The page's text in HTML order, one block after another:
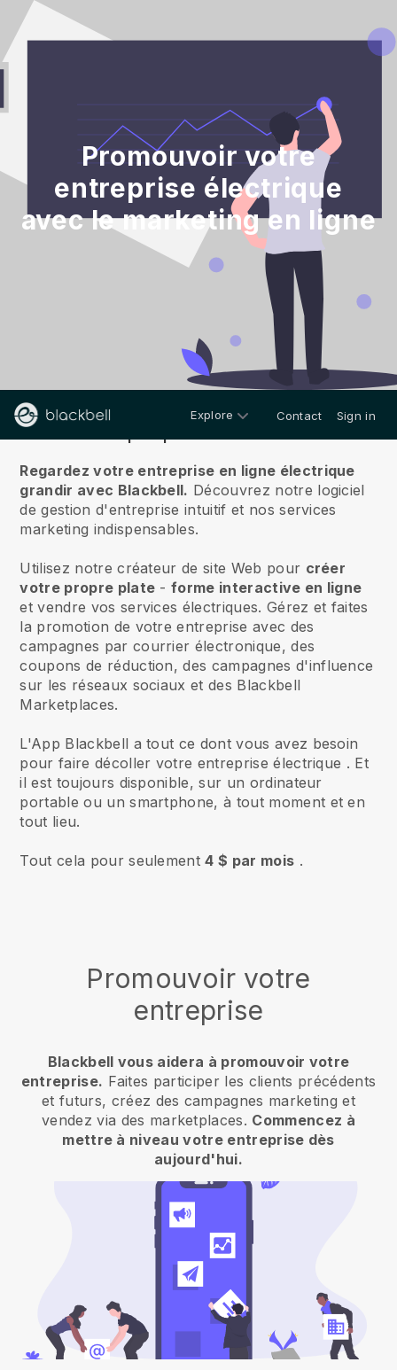
Promouvoir votre
entreprise électrique
avec le marketing en ligne
Explore Contact Sign in
Regardez votre entreprise en ligne électrique
grandir avec Blackbell. Découvrez notre logiciel
de gestion d'entreprise intuitif et nos services
marketing indispensables.
Utilisez notre créateur de site Web pour créer
votre propre plate -forme interactive en ligne
etvendre vos services électriques. Gérez et faites
la promotion de votre entreprise avec des
campagnes par courrier électronique, des
coupons de réduction, des campagnes d'influence
sur les réseaux sociaux et des Blackbell
Marketplaces.
L'App Blackbell a tout ce dont vous avez besoin
pour faire décoller votre entreprise électrique . Et
il est toujours disponible, sur un ordinateur
portable ou un smartphone, à tout moment et en
tout lieu.
Tout cela pour seulement4 $ par mois .
Promouvoir votre
entreprise
Blackbell vous aidera à promouvoir votre
entreprise. Faites participer les clients précédents
et futurs, créez des campagnes marketing et
vendez via des marketplaces. Commencez à
mettre à niveau votre entreprise dès
aujourd'hui.